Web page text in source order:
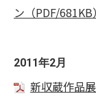
ン（PDF/681KB）
2011年2月
新収蔵作品